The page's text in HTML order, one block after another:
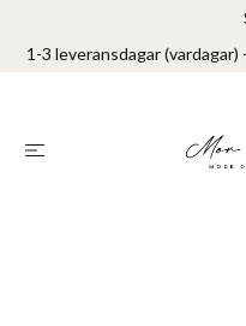
1-3 leveransdagar